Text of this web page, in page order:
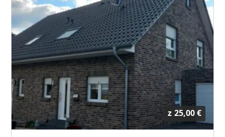
z 25,00 €